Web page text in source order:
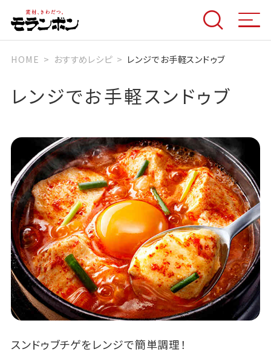
HOME おすすめレシピ レンジでお手軽スンドゥブ
レンジでお手軽スンドゥブ
スンドゥブチゲをレンジで簡単調理！